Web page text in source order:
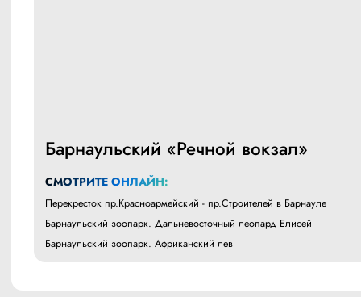
Барнаульский «Речной вокзал»
СМОТРИТЕ ОНЛАЙН:
Перекресток пр.Красноармейский - пр.Строителей в Барнауле
Барнаульский зоопарк. Дальневосточный леопард Елисей
Барнаульский зоопарк. Африканский лев